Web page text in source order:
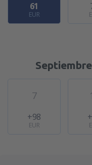
61
EUR
7
+98
EUR